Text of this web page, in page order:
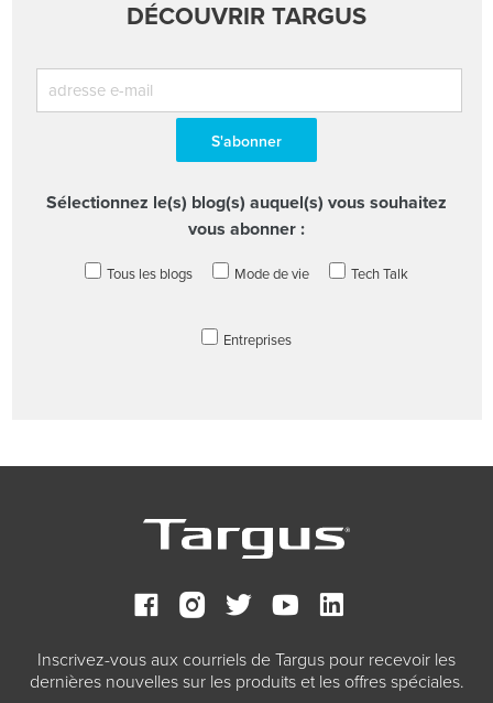
DÉCOUVRIR TARGUS
Sélectionnez le(s) blog(s) auquel(s) vous souhaitez
vous abonner :
Tous les blogs Mode de vie Tech Talk
Entreprises
Inscrivez-vous aux courriels de Targus pour recevoir les
dernières nouvelles sur les produits et les offres spéciales.